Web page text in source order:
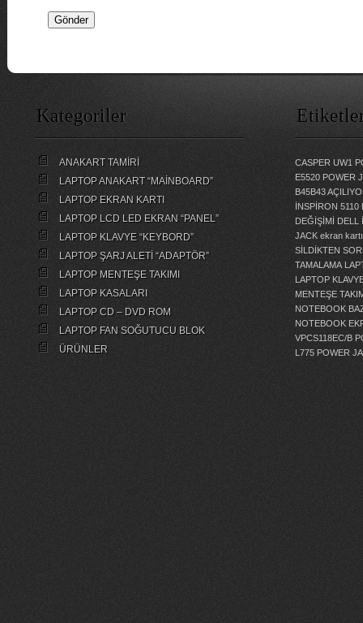
Kategoriler
ANAKART TAMİRİ
LAPTOP ANAKART “MAİNBOARD”
LAPTOP EKRAN KARTI
LAPTOP LCD LED EKRAN “PANEL”
LAPTOP KLAVYE “KEYBORD”
LAPTOP ŞARJ ALETİ “ADAPTÖR”
LAPTOP MENTEŞE TAKIMI
LAPTOP KASALARI
LAPTOP CD – DVD ROM
LAPTOP FAN SOĞUTUCU BLOK
ÜRÜNLER
CASPER UW1
E5520 POWER
B45B43
İNSPİRON
DEĞİŞİMİ
DELL
JACK ekran
SİLDİKTEN
TAMALAMA
LAPTOP
MENTEŞE
NOTEBOOK
NOTEBOOK
VPCS118EC/B
L775 POWER